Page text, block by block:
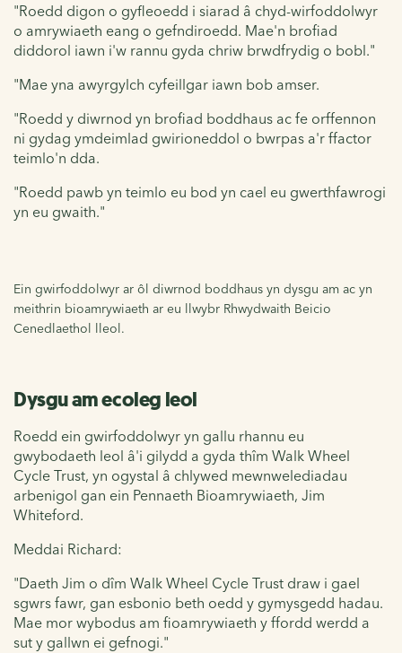
"Roedd digon o gyfleoedd i siarad â chyd-wirfoddolwyr
o amrywiaeth eang o gefndiroedd. Mae'n brofiad
diddorol iawn i'w rannu gyda chriw brwdfrydig o bobl."
"Mae yna awyrgylch cyfeillgar iawn bob amser.
"Roedd y diwrnod yn brofiad boddhaus ac fe orffennon
ni gydag ymdeimlad gwirioneddol o bwrpas a'r ffactor
teimlo'n dda.
"Roedd pawb yn teimlo eu bod yn cael eu gwerthfawrogi
yn eu gwaith."
Ein gwirfoddolwyr ar ôl diwrnod boddhaus yn dysgu am ac yn
meithrin bioamrywiaeth ar eu llwybr Rhwydwaith Beicio
Cenedlaethol lleol.
Dysgu am ecoleg leol
Roedd ein gwirfoddolwyr yn gallu rhannu eu
gwybodaeth leol â'i gilydd a gyda thîm Walk Wheel
Cycle Trust, yn ogystal â chlywed mewnwelediadau
arbenigol gan ein Pennaeth Bioamrywiaeth, Jim
Whiteford.
Meddai Richard:
"Daeth Jim o dîm Walk Wheel Cycle Trust draw i gael
sgwrs fawr, gan esbonio beth oedd y gymysgedd hadau.
Mae mor wybodus am fioamrywiaeth y ffordd werdd a
sut y gallwn ei gefnogi."